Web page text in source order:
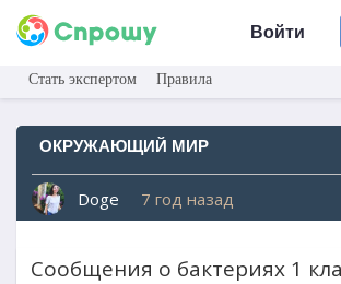
Войти
Стать экспертом Правила
ОКРУЖАЮЩИЙ МИР
Doge 7 год назад
Сообщения о бактериях 1